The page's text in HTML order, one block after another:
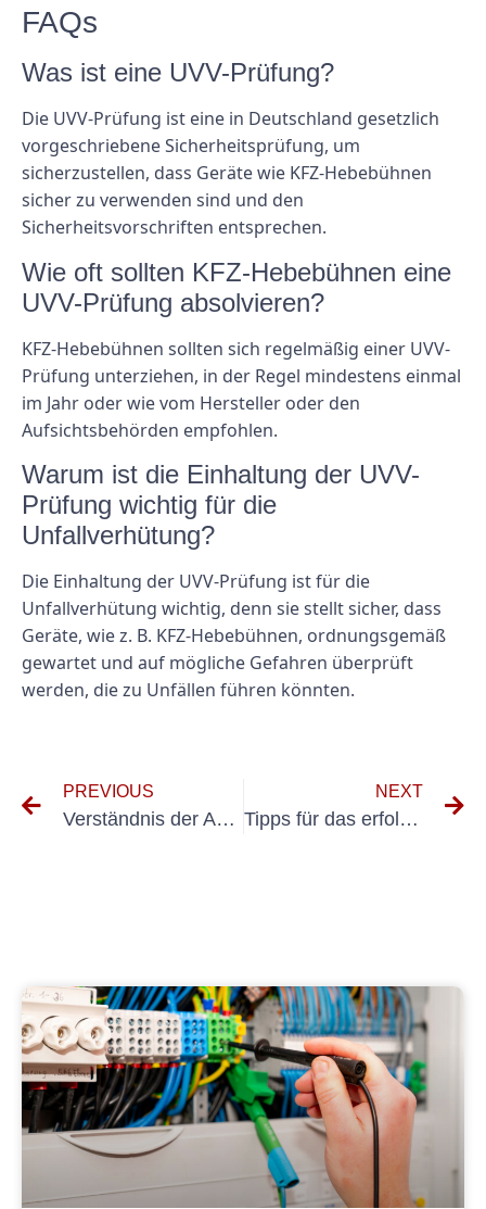
FAQs
Was ist eine UVV-Prüfung?
Die UVV-Prüfung ist eine in Deutschland gesetzlich
vorgeschriebene Sicherheitsprüfung, um
sicherzustellen, dass Geräte wie KFZ-Hebebühnen
sicher zu verwenden sind und den
Sicherheitsvorschriften entsprechen.
Wie oft sollten KFZ-Hebebühnen eine
UVV-Prüfung absolvieren?
KFZ-Hebebühnen sollten sich regelmäßig einer UVV-
Prüfung unterziehen, in der Regel mindestens einmal
im Jahr oder wie vom Hersteller oder den
Aufsichtsbehörden empfohlen.
Warum ist die Einhaltung der UVV-
Prüfung wichtig für die
Unfallverhütung?
Die Einhaltung der UVV-Prüfung ist für die
Unfallverhütung wichtig, denn sie stellt sicher, dass
Geräte, wie z. B. KFZ-Hebebühnen, ordnungsgemäß
gewartet und auf mögliche Gefahren überprüft
werden, die zu Unfällen führen könnten.
PREVIOUS
Verständnis der Anforderungen der DGUV Prüfung für Elektroinstallationen
NEXT
Tipps für das erfolgreiche Bestehen der DGUV-Prüfung für Elektrogeräte